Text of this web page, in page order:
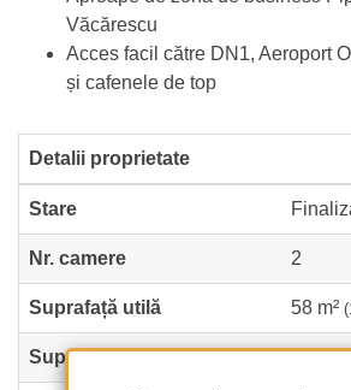
Văcărescu
Acces facil către DN1, Aeroport
și cafenele de top
Detalii proprietate
Stare
Nr. camere 2
Suprafață utilă 58 m²
Suprafață construită 68 m²